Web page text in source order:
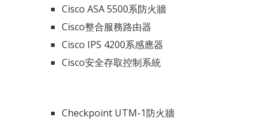
Cisco ASA 5500系防火牆
Cisco整合服務路由器
Cisco IPS 4200系感應器
Cisco安全存取控制系統
Checkpoint UTM-1防火牆